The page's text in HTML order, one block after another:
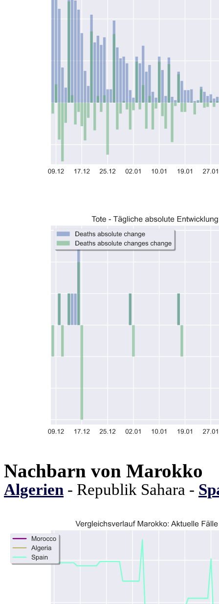
Nachbarn von Marokko
Algerien - Republik Sahara -